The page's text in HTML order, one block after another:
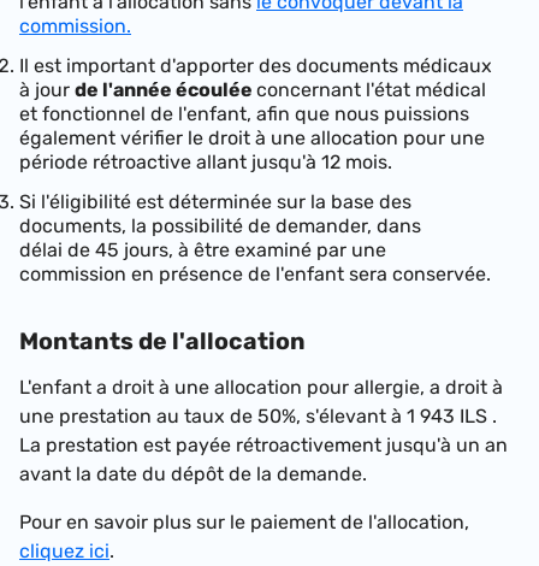
commission.
Il est important d'apporter des documents médicaux
à jour de l'année écoulée concernant l'état médical
et fonctionnel de l'enfant, afin que nous puissions
également vérifier le droit à une allocation pour une
période rétroactive allant jusqu'à 12 mois.
Si l'éligibilité est déterminée sur la base des
documents, la possibilité de demander, dans
délai de 45 jours, à être examiné par une
commission en présence de l'enfant sera conservée.
Montants de l'allocation
L'enfant a droit à une allocation pour allergie, a droit à
une prestation au taux de 50%, s'élevant à 1 943 ILS .
La prestation est payée rétroactivement jusqu'à un an
avant la date du dépôt de la demande.
Pour en savoir plus sur le paiement de l'allocation,
cliquez ici.